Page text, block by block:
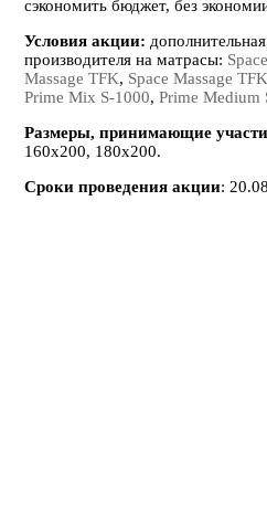
сэкономить бюджет, без
Условия акции:
производителя на матрасы:
Massage TFK, Space Massage TFK
Prime Mix S-1000, Prime Medium
Размеры, принимающие
160х200, 180х200.
Сроки проведения акции: